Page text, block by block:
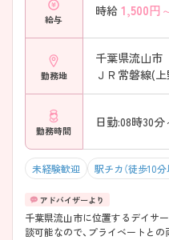
給与
時給 1,500円
勤務地
千葉県流山市
ＪＲ常磐線(
勤務時間
日勤:08時30分
未経験歓迎 駅チカ（徒歩10分
千葉県流山市に位置するデイサ
談可能なので、プライベートと